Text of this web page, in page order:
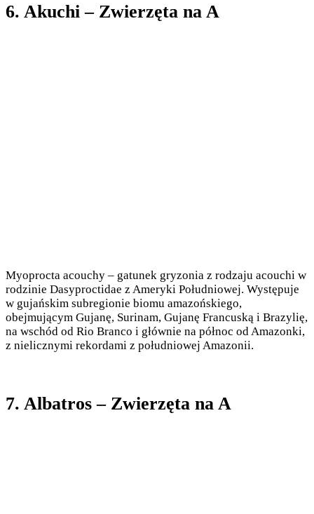
6. Akuchi – Zwierzęta na A
Myoprocta acouchy – gatunek gryzonia z rodzaju acouchi w
rodzinie Dasyproctidae z Ameryki Południowej. Występuje
w gujańskim subregionie biomu amazońskiego,
obejmującym Gujanę, Surinam, Gujanę Francuską i Brazylię,
na wschód od Rio Branco i głównie na północ od Amazonki,
z nielicznymi rekordami z południowej Amazonii.
7. Albatros – Zwierzęta na A